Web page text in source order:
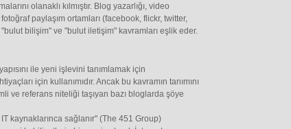
olanaklı kılmıştır. Blog yazarlığı, video
paylaşım ortamları (facebook, flickr, twitter,
bilişim" ve "bulut iletişim" kavramları eşlik eder.
ile yeni işlevini tanımlamak için
için kullanımıdır. Ancak bu kavramın tanımını
ve referans niteliği taşıyan bazı bloglarda şöye
kaynaklarınca sağlanır" (The 451 Group)